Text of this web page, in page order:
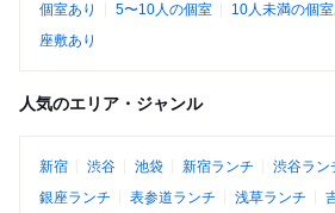
個室あり 5〜10人の個室 10人未満の個室
座敷あり
人気のエリア・ジャンル
新宿 渋谷 池袋 新宿ランチ 渋谷ラン
銀座ランチ
表参道ランチ 浅草ランチ